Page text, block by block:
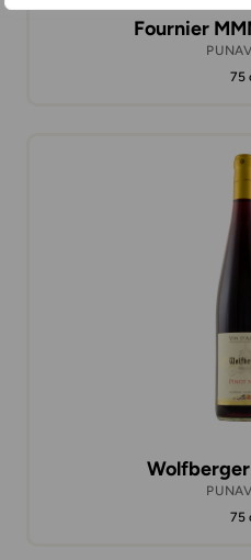
Fournier
75
75